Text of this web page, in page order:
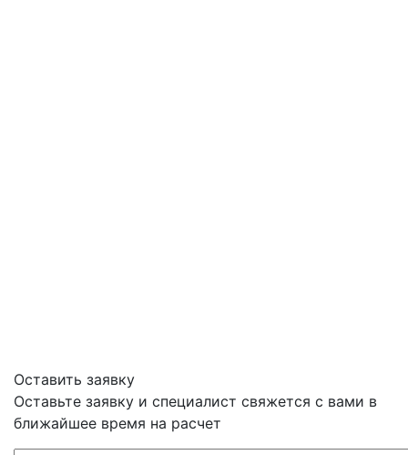
Оставить заявку
Оставьте заявку и специалист свяжется с вами в
ближайшее время на расчет